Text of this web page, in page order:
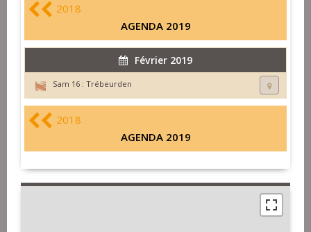
2018
AGENDA 2019
Février 2019
Sam 16 : Trébeurden
2018
AGENDA 2019